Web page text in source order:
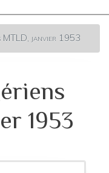
MTLD, janvier 1953
1953